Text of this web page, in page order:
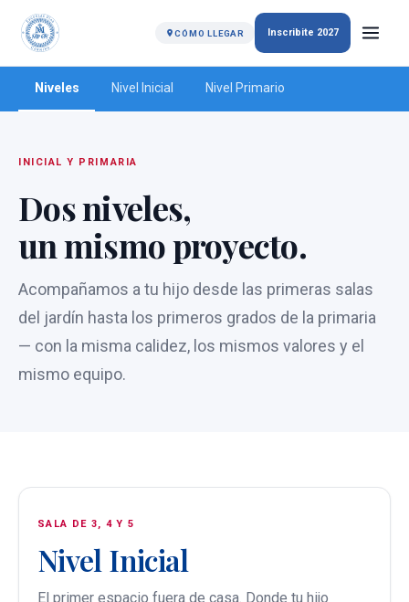
CÓMO LLEGAR Inscribite 2027
Niveles Nivel Inicial Nivel Primario
INICIAL Y PRIMARIA
Dos niveles,
un mismo proyecto.
Acompañamos a tu hijo desde las primeras salas
del jardín hasta los primeros grados de la primaria
— con la misma calidez, los mismos valores y el
mismo equipo.
SALA DE 3, 4 Y 5
Nivel Inicial
El primer espacio fuera de casa. Donde tu hijo